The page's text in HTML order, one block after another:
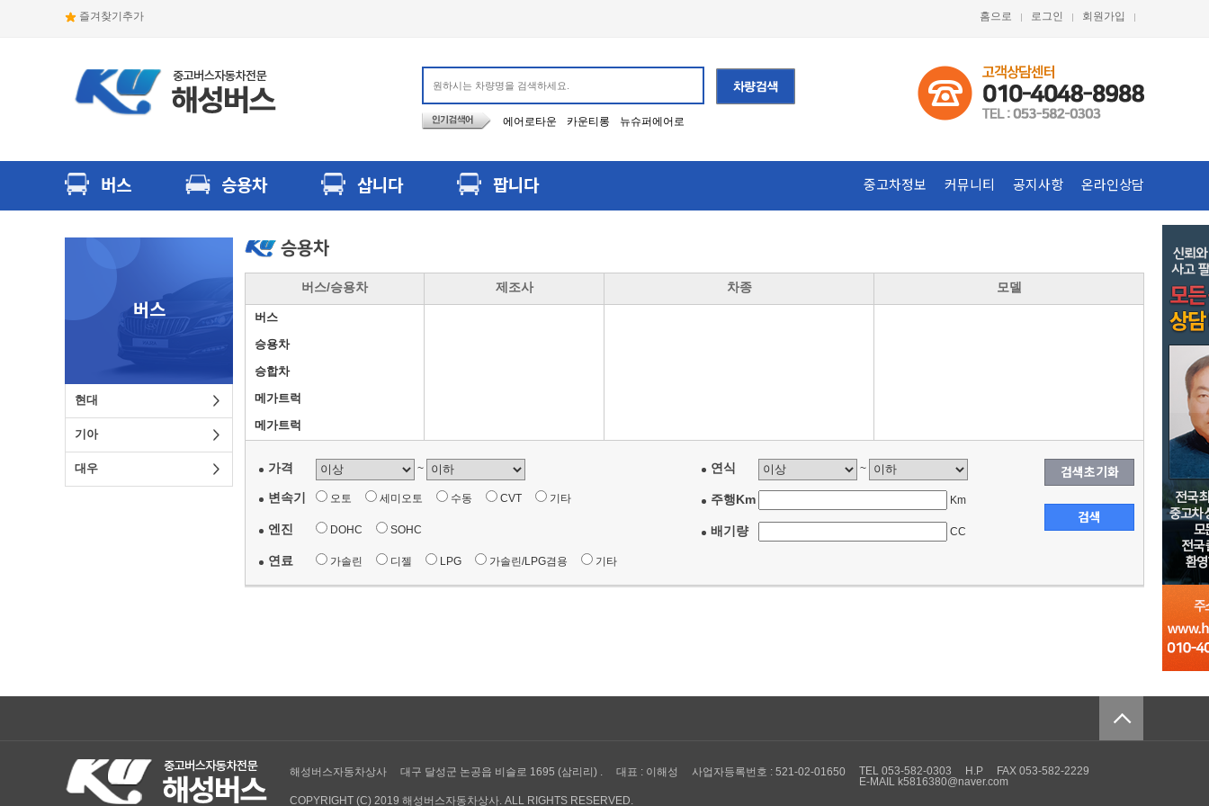
즐겨찾기추가 홈으로 로그인 회원가입
에어로타운 카운티롱 뉴슈퍼에어로
버스 승용차 삽니다 팝니다 중고차정보 커뮤니티 공지사항 온라인상담
버스
현대
기아
대우
승용차
버스/승용차 제조사 차종 모델
가격 ~
변속기 오토 세미오토 수동 CVT 기타
엔진 DOHC SOHC
연료 가솔린 디젤 LPG 가솔린/LPG겸용 기타
연식 ~
주행Km Km
배기량 CC
검색
검색초기화
해성버스자동차상사 대구 달성군 논공읍 비슬로 1695 (삼리리) . 대표 : 이해성 사업자등록번호 : 521-02-01650 TEL 053-582-0303 H.P
FAX 053-582-2229
E-MAIL k5816380@naver.com
COPYRIGHT (C) 2019 해성버스자동차상사. ALL RIGHTS RESERVED.